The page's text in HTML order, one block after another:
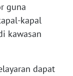
guna
kapal
kawasan
dapat